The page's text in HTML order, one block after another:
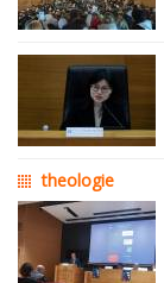
theologie